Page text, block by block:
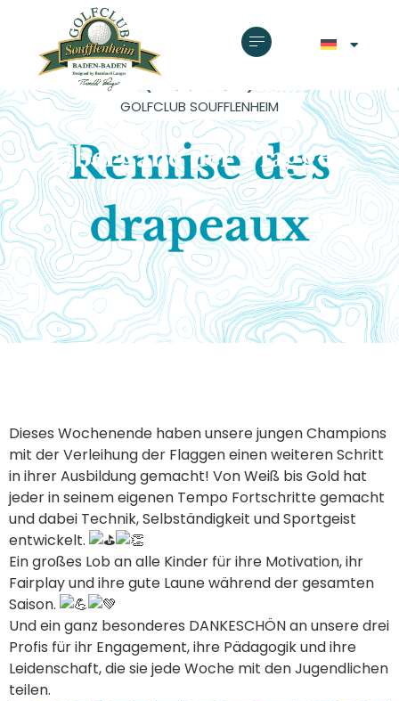
GOLFCLUB SOUFFLENHEIM
Übergabe der Flaggen
Dieses Wochenende haben unsere jungen Champions
mit der Verleihung der Flaggen einen weiteren Schritt
in ihrer Ausbildung gemacht! Von Weiß bis Gold hat
jeder in seinem eigenen Tempo Fortschritte gemacht
und dabei Technik, Selbständigkeit und Sportgeist
entwickelt.
Ein großes Lob an alle Kinder für ihre Motivation, ihr
Fairplay und ihre gute Laune während der gesamten
Saison.
Und ein ganz besonderes DANKESCHÖN an unsere drei
Profis für ihr Engagement, ihre Pädagogik und ihre
Leidenschaft, die sie jede Woche mit den Jugendlichen
teilen.